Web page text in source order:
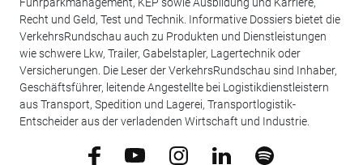
Recht und Geld, Test und Technik. Informative Dossiers bietet die
VerkehrsRundschau auch zu Produkten und Dienstleistungen
wie schwere Lkw, Trailer, Gabelstapler, Lagertechnik oder
Versicherungen. Die Leser der VerkehrsRundschau sind Inhaber,
Geschäftsführer, leitende Angestellte bei Logistikdienstleistern
aus Transport, Spedition und Lagerei, Transportlogistik-
Entscheider aus der verladenden Wirtschaft und Industrie.